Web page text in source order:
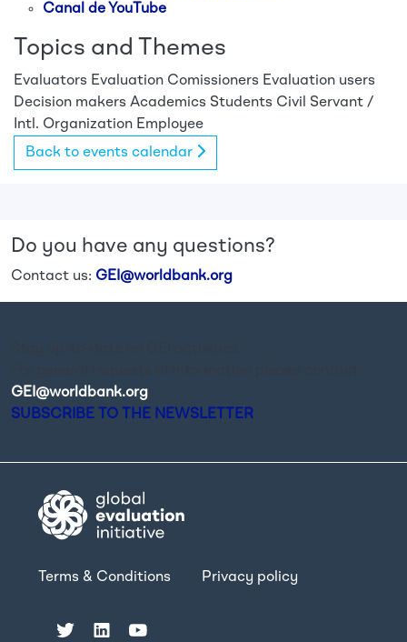
Canal de YouTube
Topics and Themes
Evaluators Evaluation Comissioners Evaluation users
Decision makers Academics Students Civil Servant /
Intl. Organization Employee
Back to events calendar
Do you have any questions?
Contact us: GEI@worldbank.org
GEI@worldbank.org
SUBSCRIBE TO THE NEWSLETTER
Terms & Conditions Privacy policy